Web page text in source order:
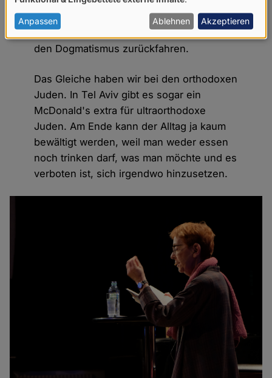
Islam muss sich auf seine Rolle der
spirituellen Bereicherung besinnen und
den Dogmatismus zurückfahren.
Das Gleiche haben wir bei den orthodoxen
Juden. In Tel Aviv gibt es sogar ein
McDonald's extra für ultraorthodoxe
Juden. Am Ende kann der Alltag ja kaum
bewältigt werden, weil man weder essen
noch trinken darf, was man möchte und es
verboten ist, sich irgendwo hinzusetzen.
von
personenbezogenen
Daten
Cookies
Anpassen Ablehnen Akzeptieren